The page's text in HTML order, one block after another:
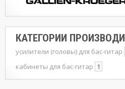
КАТЕГОРИИ
усилители (головы) для бас-гитар
кабинеты для бас-гитар 1